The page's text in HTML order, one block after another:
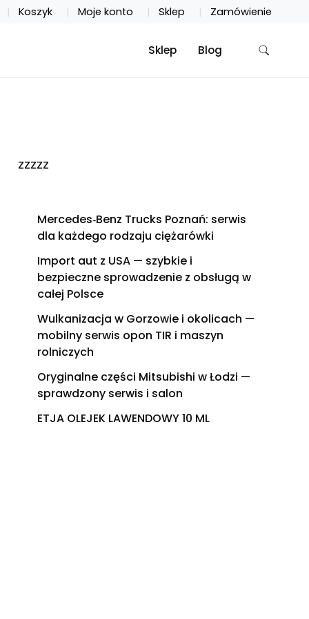
Koszyk Moje konto Sklep Zamówienie
Sklep Blog
zzzzz
Mercedes‑Benz Trucks Poznań: serwis
dla każdego rodzaju ciężarówki
Import aut z USA — szybkie i
bezpieczne sprowadzenie z obsługą w
całej Polsce
Wulkanizacja w Gorzowie i okolicach —
mobilny serwis opon TIR i maszyn
rolniczych
Oryginalne części Mitsubishi w Łodzi —
sprawdzony serwis i salon
ETJA OLEJEK LAWENDOWY 10 ML